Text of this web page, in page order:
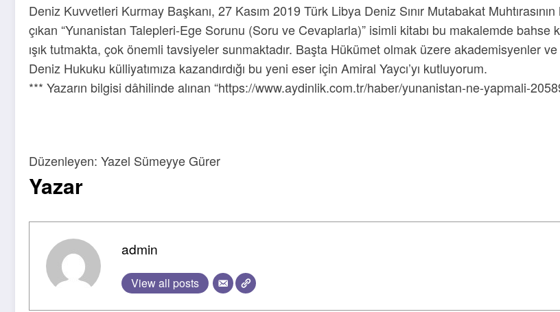
Deniz Kuvvetleri Kurmay Başkanı, 27 Kasım 2019 Türk Libya Deniz Sınır Mutabakat
çıkan “Yunanistan Talepleri-Ege Sorunu (Soru ve Cevaplarla)” isimli kitabı bu makalemde bahse
ışık tutmakta, çok önemli tavsiyeler sunmaktadır. Başta Hükümet olmak üzere akademisyenler
Deniz Hukuku külliyatımıza kazandırdığı bu yeni eser için Amiral Yaycı’yı kutluyorum.
*** Yazarın bilgisi dâhilinde alınan “https://www.aydinlik.com.tr/haber/yunanistan-ne-yapmali-
Düzenleyen: Yazel Sümeyye Gürer
Yazar
admin
View all posts